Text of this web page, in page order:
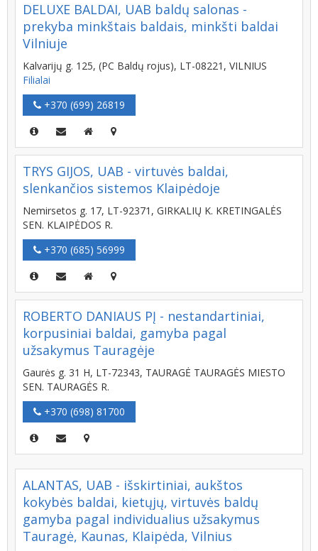
DELUXE BALDAI, UAB baldų salonas -
prekyba minkštais baldais, minkšti baldai
Vilniuje
Kalvarijų g. 125, (PC Baldų rojus), LT-08221, VILNIUS
Filialai
+370 (699) 26819
TRYS GIJOS, UAB - virtuvės baldai,
slenkančios sistemos Klaipėdoje
Nemirsetos g. 17, LT-92371, GIRKALIŲ K. KRETINGALĖS
SEN. KLAIPĖDOS R.
+370 (685) 56999
ROBERTO DANIAUS PĮ - nestandartiniai,
korpusiniai baldai, gamyba pagal
užsakymus Tauragėje
Gaurės g. 31 H, LT-72343, TAURAGĖ TAURAGĖS MIESTO
SEN. TAURAGĖS R.
+370 (698) 81700
ALANTAS, UAB - išskirtiniai, aukštos
kokybės baldai, kietųjų, virtuvės baldų
gamyba pagal individualius užsakymus
Tauragė, Kaunas, Klaipėda, Vilnius